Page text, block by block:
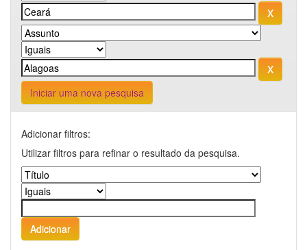
Iniciar uma nova pesquisa
Adicionar filtros:
Utilizar filtros para refinar o resultado da pesquisa.